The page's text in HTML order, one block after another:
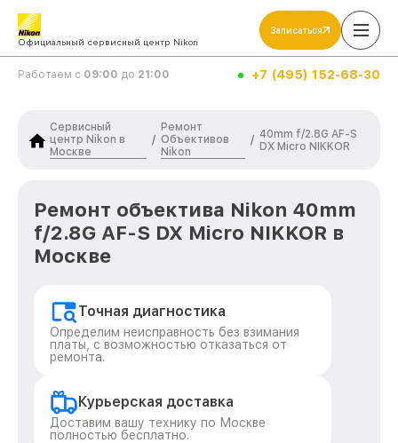
Официальный сервисный центр Nikon
Записаться
Работаем с 09:00 до 21:00 +7 (495) 152-68-30
Сервисный
центр Nikon в
Москве
/
Ремонт
Объективов
Nikon
/ 40mm f/2.8G AF-S
DX Micro NIKKOR
Ремонт объектива Nikon 40mm
f/2.8G AF-S DX Micro NIKKOR в
Москве
Точная диагностика
Определим неисправность без взимания
платы, с возможностью отказаться от
ремонта.
Курьерская доставка
Доставим вашу технику по Москве
полностью бесплатно.